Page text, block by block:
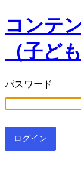
コンテ
（子ど
パスワード